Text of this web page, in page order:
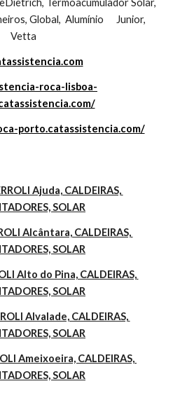
Termoacumulador Solar,
Global,  Alumínio      Junior,
Vetta
roca-lisboa-
porto.catassistencia.com/
Ajuda, CALDEIRAS,
SOLAR
Alcântara, CALDEIRAS,
SOLAR
Alto do Pina, CALDEIRAS,
SOLAR
Alvalade, CALDEIRAS,
SOLAR
Ameixoeira, CALDEIRAS,
SOLAR